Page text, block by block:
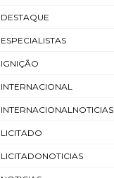
DESTAQUE
ESPECIALISTAS
IGNIÇÃO
INTERNACIONAL
INTERNACIONALNOTICIAS
LICITADO
LICITADONOTICIAS